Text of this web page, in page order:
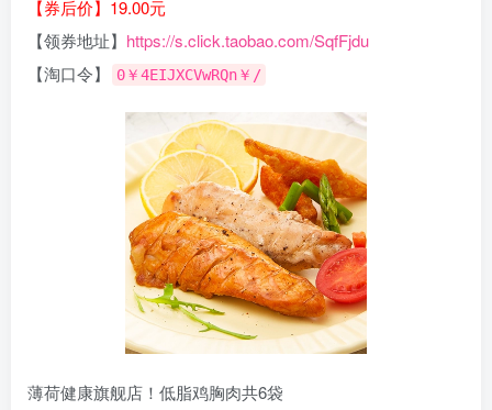
【券后价】19.00元
【领券地址】 https://s.click.taobao.com/SqfFjdu
【淘口令】
0￥4EIJXCVwRQn￥/
薄荷健康旗舰店！低脂鸡胸肉共6袋